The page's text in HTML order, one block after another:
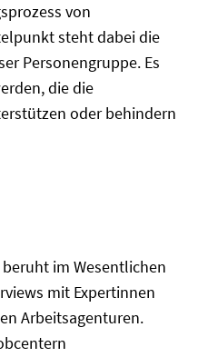
von
steht dabei die
Personengruppe. Es
die die
oder behindern
im Wesentlichen
mit Expertinnen
Arbeitsagenturen.